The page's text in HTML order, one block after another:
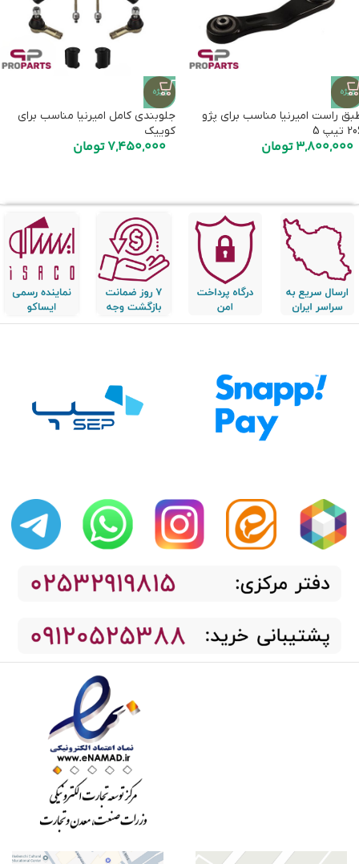
ویژه
راست امیرنیا مناسب برای پژو
تیپ 5
3,800,000تومان
ویژه
جلوبندی کامل امیرنیا مناسب برای
کوییک
7,450,000تومان